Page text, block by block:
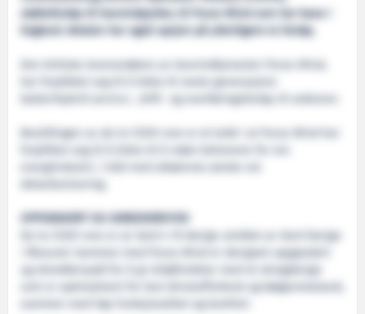
støttefartøy til havvindparker, til Purus Wind som har base i
England. Avtalen har også opsjon på ytterligere to fartøy.
Den britiske leverandøren av havvindtjenester Purus Wind,
har forpliktet seg til å bidra til neste generasjons
batterihybrid service-, drift- og overføringsfartøy til sektoren.
Bestillingen av de to CSOV-ene er et ledd i at Purus Wind har
forpliktet seg til å bidra til å møte behovene for ren
dekarbonisering.
OPPGRADERT OG SKREDDERSYDD
De to CSOV-ene er av Vard 4 19 design utviklet av Vard Design
i Ålesund. Sammen med Purus Wind er designet oppgradert
og skreddersydd for å gi miljøfordeler med et skrogdesign
som er optimalisert for lavt drivstofforbruk og bølgemotstand,
sammen med høy funksjonalitet og komfort.